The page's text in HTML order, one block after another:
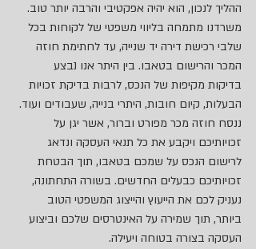
ההליך לנכון, הוא יהיה אפקטיבי והרבה יותר טוב.
משרדנו מתמחה בליווי משפטי של לקוחות בכל
שלבי רכישת דירה יד שנייה, עד לחתימת חוזה
המכר והרישום בטאבו. בין היתר אנו נבצע
בדיקות מקיפות של הנכס, לרבות בדיקת זכויות
הבעלות, קיום חובות, היתרי בנייה, שעבודים ועוד.
ננסח חוזה מכר מפורט וברור, אשר יגן על
זכויותיכם ויקבע את כל תנאי העסקה ונדאג
לרישום הנכס על שמכם בטאבו, תוך הבטחת
זכויותיכם כבעלים החדשים. בשורה התחתונה,
נעניק לכם את הייעוץ והייצוג המשפטי הטוב
ביותר, תוך שמירה על האינטרסים שלכם וביצוע
העסקה בצורה בטוחה ויעילה.